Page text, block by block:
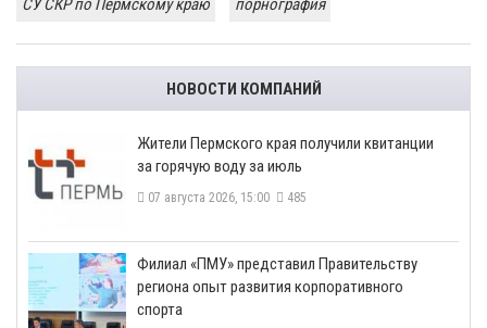
СУ СКР по Пермскому краю
порнография
НОВОСТИ КОМПАНИЙ
​Жители Пермского края получили квитанции
за горячую воду за июль
07 августа 2026, 15:00 485
​Филиал «ПМУ» представил Правительству
региона опыт развития корпоративного
спорта